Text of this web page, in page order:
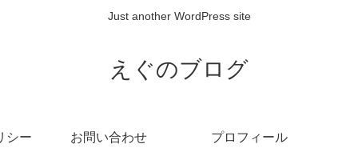
Just another WordPress site
えぐのブログ
シー お問い合わせ プロフィール